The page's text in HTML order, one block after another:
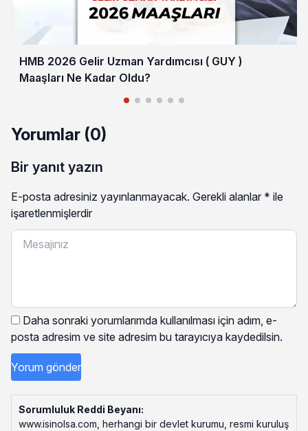
HMB 2026 Gelir Uzman Yardımcısı ( GUY )
Maaşları Ne Kadar Oldu?
Yorumlar (0)
Bir yanıt yazın
E-posta adresiniz yayınlanmayacak. Gerekli alanlar * ile
işaretlenmişlerdir
Daha sonraki yorumlarımda kullanılması için adım, e-
posta adresim ve site adresim bu tarayıcıya kaydedilsin.
Sorumluluk Reddi Beyanı:
www.isinolsa.com, herhangi bir devlet kurumu, resmi kuruluş